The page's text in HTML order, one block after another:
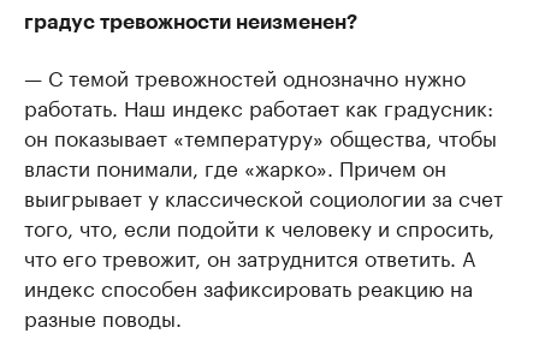
градус тревожности неизменен?
— С темой тревожностей однозначно нужно
работать. Наш индекс работает как градусник:
он показывает «температуру» общества, чтобы
власти понимали, где «жарко». Причем он
выигрывает у классической социологии за счет
того, что, если подойти к человеку и спросить,
что его тревожит, он затруднится ответить. А
индекс способен зафиксировать реакцию на
разные поводы.